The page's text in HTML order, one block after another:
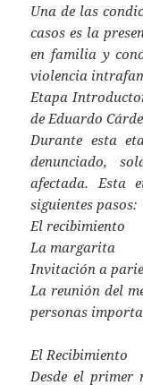
Una de las
casos es la
en familia y
violencia
Etapa
de Eduardo
Durante esta
denunciado,
afectada. Esta
siguientes pasos:
El recibimiento
La margarita
Invitación a
La reunión del
personas
El Recibimiento
Desde el primer